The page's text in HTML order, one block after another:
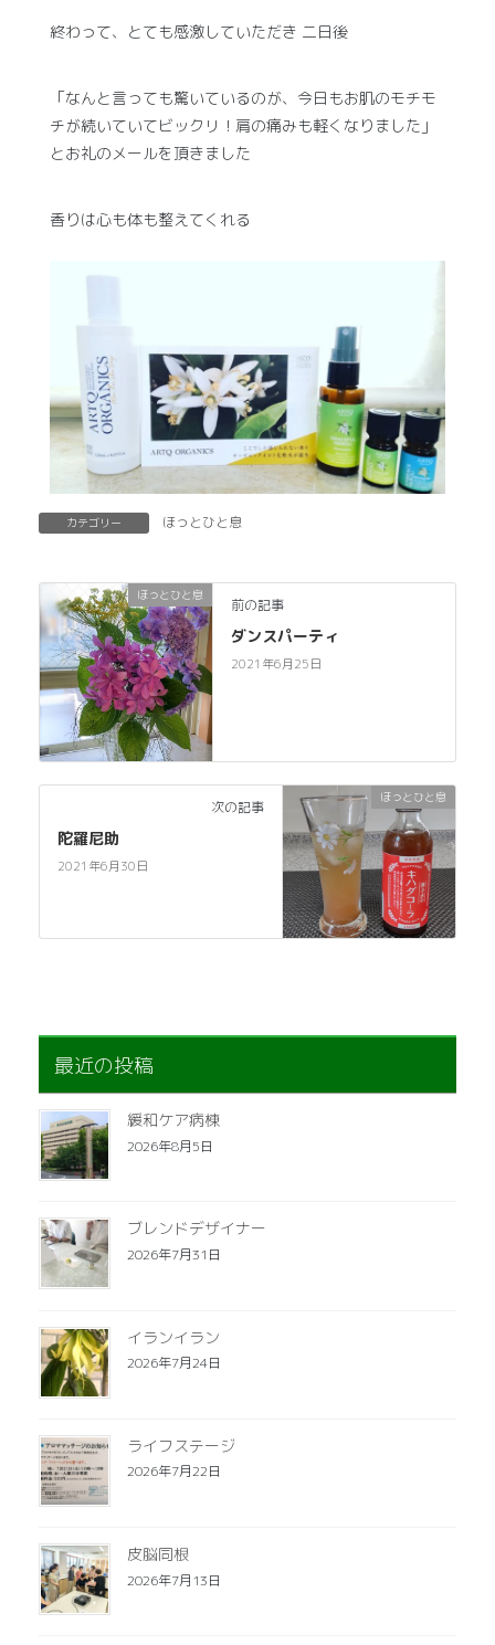
終わって、とても感激していただき 二日後
「なんと言っても驚いているのが、今日もお肌のモチモ
チが続いていてビックリ！肩の痛みも軽くなりました」
とお礼のメールを頂きました
香りは心も体も整えてくれる
カテゴリー ほっとひと息
ほっとひと息
前の記事
ダンスパーティ
2021年6月25日
ほっとひと息
次の記事
陀羅尼助
2021年6月30日
最近の投稿
緩和ケア病棟
2026年8月5日
ブレンドデザイナー
2026年7月31日
イランイラン
2026年7月24日
ライフステージ
2026年7月22日
皮脳同根
2026年7月13日